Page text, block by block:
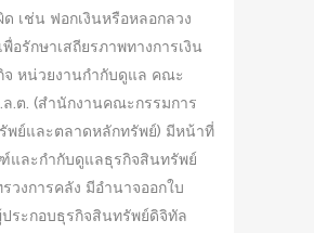
ด เช่น ฟอกเงินหรือหลอกลวง
อรักษาเสถียรภาพทางการเงิน
จ หน่วยงานกำกับดูแล คณะ
ล.ต. (สำนักงานคณะกรรมการ
พย์และตลาดหลักทรัพย์) มีหน้าที่
และกำกับดูแลธุรกิจสินทรัพย์
วงการคลัง มีอำนาจออกใบ
ระกอบธุรกิจสินทรัพย์ดิจิทัล